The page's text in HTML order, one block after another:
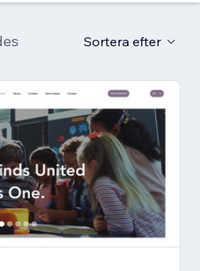
Sortera efter